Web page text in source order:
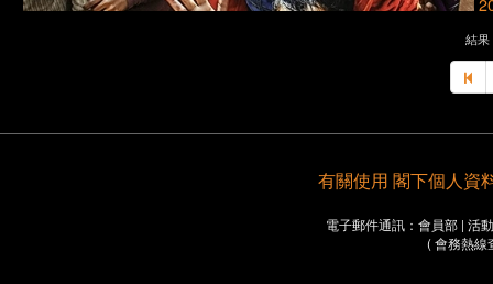
結果
有關使用 閣下個人資
電子郵件通訊：會員部 | 活
( 會務熱線